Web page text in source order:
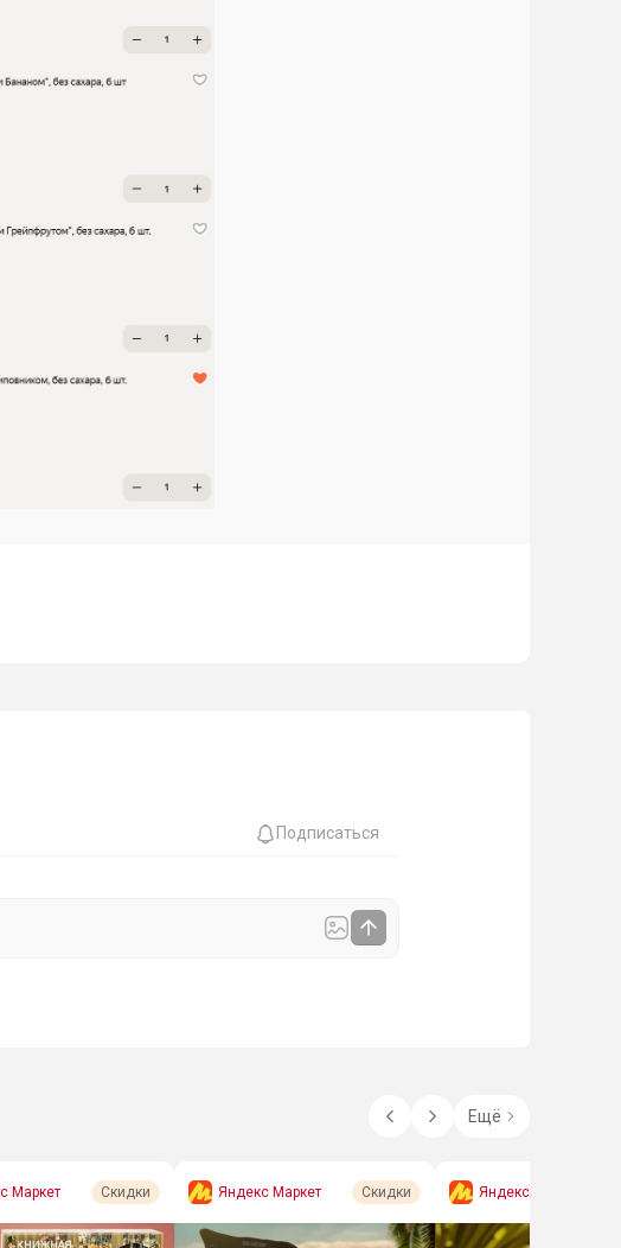
Подписаться
Ещё
Маркет Скидки Яндекс Маркет Скидки Яндекс Маркет